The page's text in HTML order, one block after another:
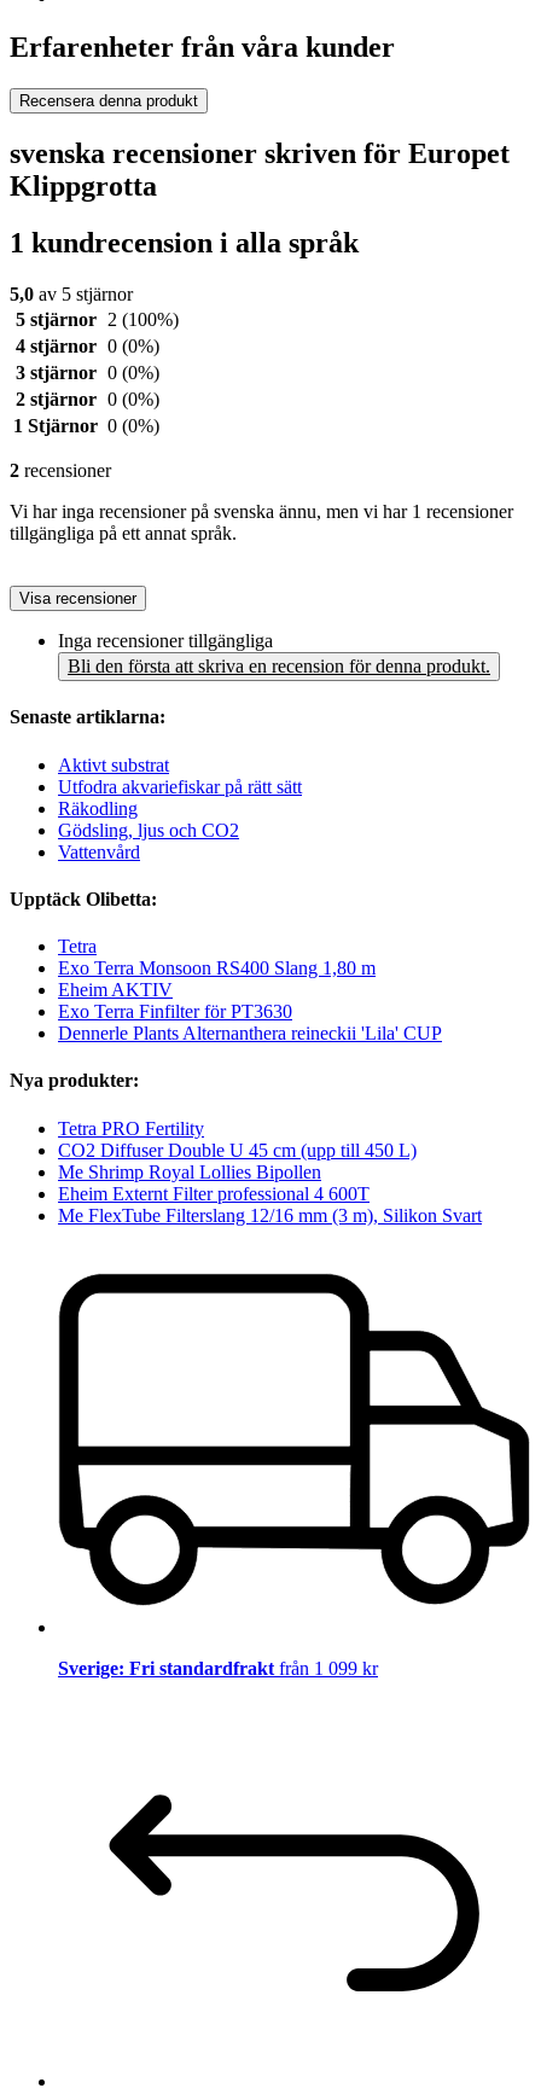
Erfarenheter från våra kunder
Recensera denna produkt
svenska recensioner skriven för Europet
Klippgrotta
1 kundrecension i alla språk
5,0 av 5 stjärnor
5 stjärnor
2 (100%)
4 stjärnor 0 (0%)
3 stjärnor 0 (0%)
2 stjärnor 0 (0%)
1 Stjärnor 0 (0%)
2 recensioner
Vi har inga recensioner på svenska ännu, men vi har 1 recensioner
tillgängliga på ett annat språk.
Visa recensioner
Inga recensioner tillgängliga
Bli den första att skriva en recension för denna produkt.
Senaste artiklarna:
Aktivt substrat
Utfodra akvariefiskar på rätt sätt
Räkodling
Gödsling, ljus och CO2
Vattenvård
Upptäck Olibetta:
Tetra
Exo Terra Monsoon RS400 Slang 1,80 m
Eheim AKTIV
Exo Terra Finfilter för PT3630
Dennerle Plants Alternanthera reineckii 'Lila' CUP
Nya produkter:
Tetra PRO Fertility
CO2 Diffuser Double U 45 cm (upp till 450 L)
Me Shrimp Royal Lollies Bipollen
Eheim Externt Filter professional 4 600T
Me FlexTube Filterslang 12/16 mm (3 m), Silikon Svart
Sverige: Fri standardfrakt från 1 099 kr